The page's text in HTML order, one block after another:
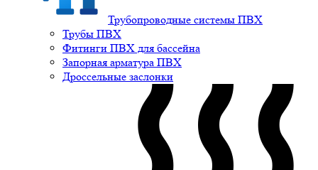
Трубопроводные системы ПВХ
Трубы ПВХ
Фитинги ПВХ для бассейна
Запорная арматура ПВХ
Дроссельные заслонки